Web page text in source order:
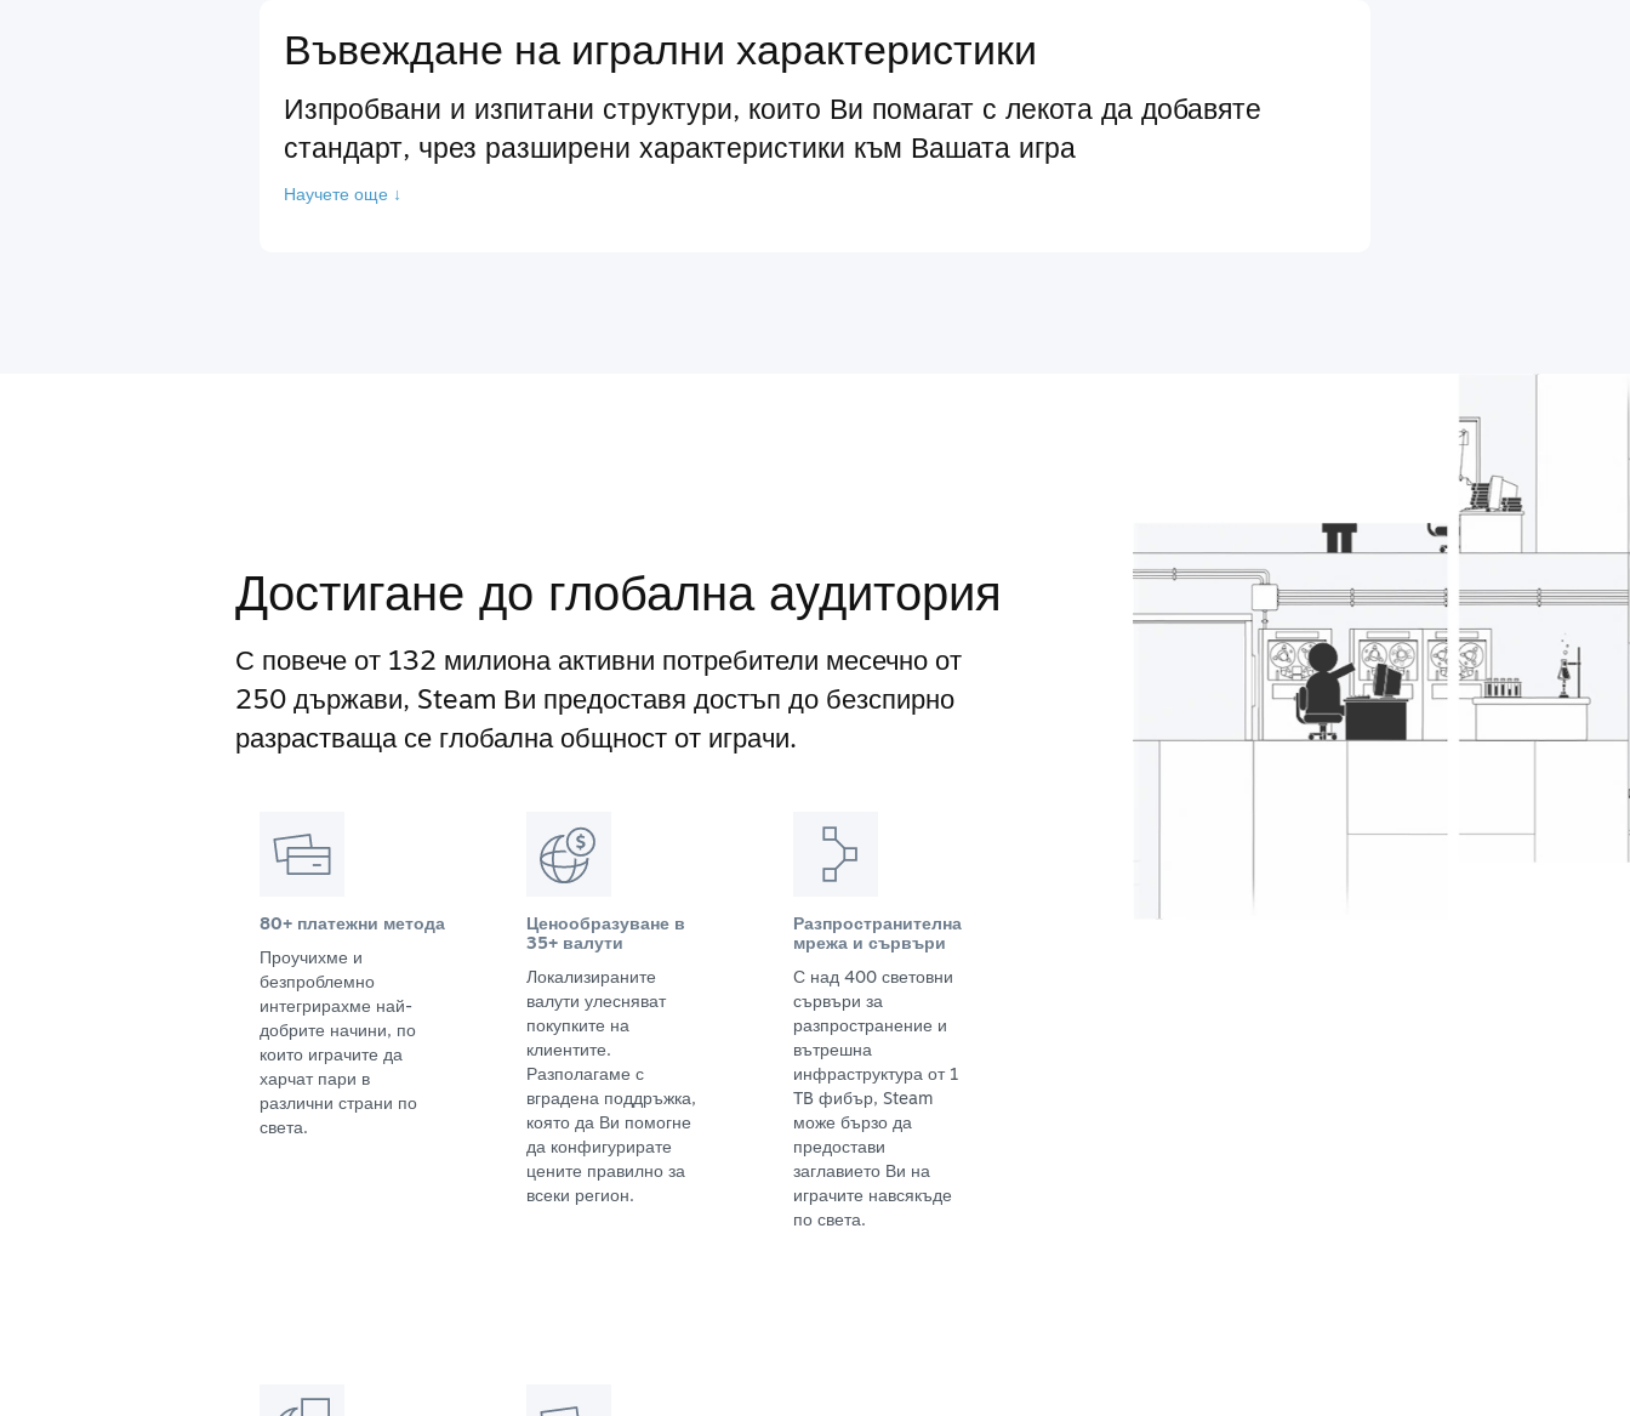
Въвеждане на игрални характеристики
Изпробвани и изпитани структури, които Ви помагат с лекота да добавяте
стандарт, чрез разширени характеристики към Вашата игра
Научете още ↓
Достигане до глобална аудитория
С повече от 132 милиона активни потребители месечно от
250 държави, Steam Ви предоставя достъп до безспирно
разрастваща се глобална общност от играчи.
80+ платежни метода
Проучихме и
безпроблемно
интегрирахме най-
добрите начини, по
които играчите да
харчат пари в
различни страни по
света.
Ценообразуване в
35+ валути
Локализираните
валути улесняват
покупките на
клиентите.
Разполагаме с
вградена поддръжка,
която да Ви помогне
да конфигурирате
цените правилно за
всеки регион.
Разпространителна
мрежа и сървъри
С над 400 световни
сървъри за
разпространение и
вътрешна
инфраструктура от 1
TB фибър, Steam
може бързо да
предостави
заглавието Ви на
играчите навсякъде
по света.